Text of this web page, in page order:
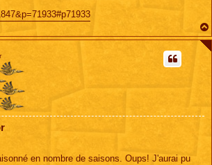
en nombre de saisons. Oups! J'aurai pu